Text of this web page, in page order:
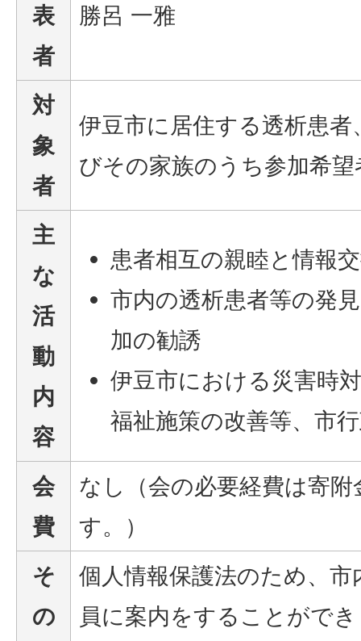
表
者
勝呂 一雅
対
象
者
伊豆市に居住する透析患者
びその家族のうち参加希望
主
な
活
動
内
容
患者相互の親睦と情報
市内の透析患者等の発
加の勧誘
伊豆市における災害時
福祉施策の改善等、市
会
費
なし（会の必要経費は寄
す。）
そ
の
個人情報保護法のため、
員に案内をすることがで